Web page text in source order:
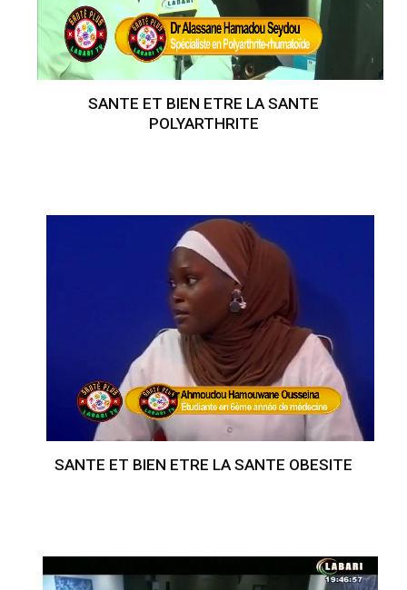
SANTE ET BIEN ETRE LA SANTE
POLYARTHRITE
SANTE ET BIEN ETRE LA SANTE OBESITE